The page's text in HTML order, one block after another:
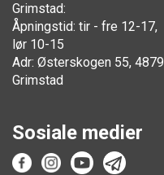
Grimstad:
Åpningstid: tir - fre 12-17,
lør 10-15
Adr: Østerskogen 55, 4879
Grimstad
Sosiale medier